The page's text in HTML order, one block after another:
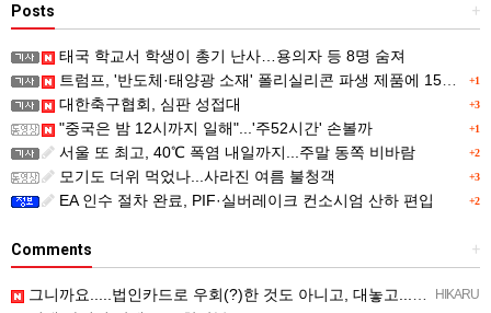
+
Posts
태국 학교서 학생이 총기 난사…용의자 등 8명 숨져
+1
트럼프, '반도체·태양광 소재' 폴리실리콘 파생 제품에 15% 관세...한국 기업도 영향
+3
대한축구협회, 심판 성접대
+1
"중국은 밤 12시까지 일해"...'주52시간' 손볼까
+2
서울 또 최고, 40℃ 폭염 내일까지...주말 동쪽 비바람
+3
모기도 더위 먹었나...사라진 여름 불청객
+2
EA 인수 절차 완료, PIF·실버레이크 컨소시엄 산하 편입
+
Comments
HIKARU
그니까요.....법인카드로 우회(?)한 것도 아니고, 대놓고...ㅋ ㅋ)